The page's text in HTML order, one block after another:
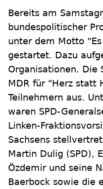
Bereits am
bundespolitischer
unter dem Motto
gestartet. Dazu
Organisationen.
MDR für "Herz statt
Teilnehmern aus.
waren SPD-
Linken-
Sachsens
Martin Dulig (SPD),
Özdemir und seine
Baerbock sowie die